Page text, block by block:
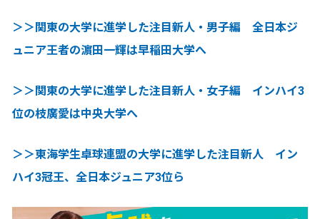
＞＞関東の大学に進学した注目新人・男子編 全日本ジ
ュニア王者の濵田一輝は早稲田大学へ
＞＞関東の大学に進学した注目新人・女子編 インハイ3
位の枝廣愛は中央大学へ
＞＞東海学生卓球連盟の大学に進学した注目新人 イン
ハイ3冠王、全日本ジュニア3位ら